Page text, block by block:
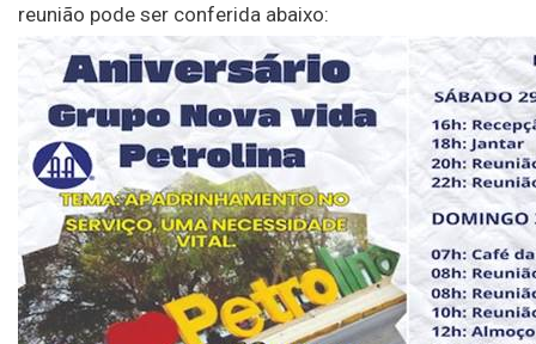
reunião pode ser conferida abaixo: